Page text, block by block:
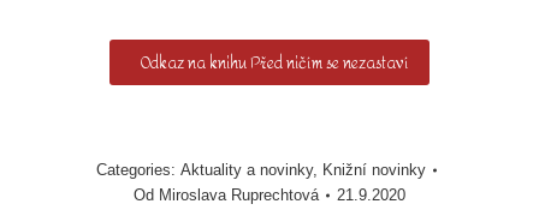
Odkaz na knihu Před ničím se nezastaví
Categories: Aktuality a novinky, Knižní novinky
Od Miroslava Ruprechtová 21.9.2020